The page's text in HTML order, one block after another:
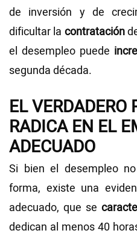
de inversión y de
dificultar la contratación
el desempleo puede
segunda década.
EL VERDADERO
RADICA EN EL
ADECUADO
Si bien el desempleo
forma, existe una
adecuado, que se
dedican al menos 40